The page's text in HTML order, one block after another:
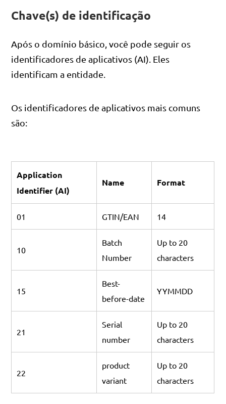
Chave(s) de identificação
Após o domínio básico, você pode seguir os
identificadores de aplicativos (AI). Eles
identificam a entidade.
Os identificadores de aplicativos mais comuns
são:
Application
Identifier (AI)
Name Format
01 GTIN/EAN 14
10
Batch
Number
Up to 20
characters
15
Best-
before-date
YYMMDD
21
Serial
number
Up to 20
characters
22
product
variant
Up to 20
characters